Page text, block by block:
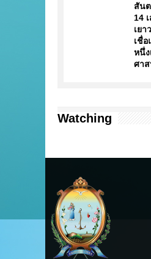
สัน
14
เย
เชื่
หนึ่ง
ศา
Watching